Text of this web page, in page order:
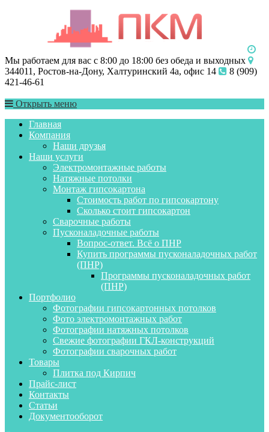
Мы работаем для вас с 8:00 до 18:00 без обеда и выходных
344011, Ростов-на-Дону, Халтуринский 4а, офис 14
8 (909)
421-46-61
Открыть меню
Главная
Компания
Наши друзья
Наши услуги
Электромонтажные работы
Натяжные потолки
Монтаж гипсокартона
Стоимость работ по гипсокартону
Сколько стоит гипсокартон
Сварочные работы
Пусконаладочные работы
Вопрос-ответ. Всё о ПНР
Купить программы пусконаладочных работ
(ПНР)
Программы пусконаладочных работ
(ПНР)
Портфолио
Фотографии гипсокартонных потолков
Фото электромонтажных работ
Фотографии натяжных потолков
Свежие фотографии ГКЛ-конструкций
Фотографии сварочных работ
Товары
Плитка под Кирпич
Прайс-лист
Контакты
Статьи
Документооборот